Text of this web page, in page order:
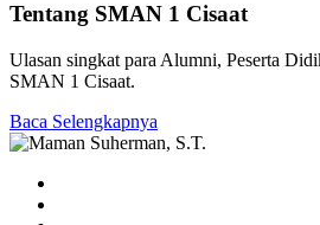
Tentang SMAN 1 Cisaat
Ulasan singkat para Alumni, Peserta
SMAN 1 Cisaat.
Baca Selengkapnya